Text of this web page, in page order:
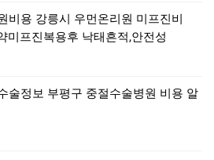
비용 강릉시 우먼온리원 미프진비
미프진복용후 낙태흔적,안전성
술정보 부평구 중절수술병원 비용 알